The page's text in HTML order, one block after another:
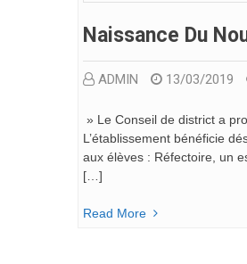
Naissance Du
ADMIN 13/03/2019
» Le Conseil de district a
L’établissement bénéficie
aux élèves : Réfectoire, un
[…]
Read More